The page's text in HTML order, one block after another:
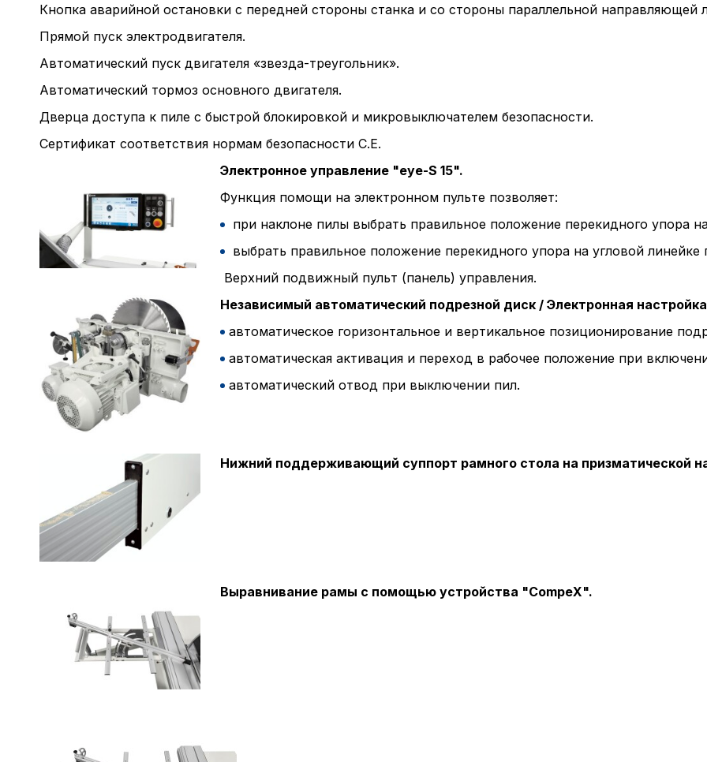
Кнопка аварийной остановки с передней стороны станка и со стороны параллельной направляющей
Прямой пуск электродвигателя.
Автоматический пуск двигателя «звезда-треугольник».
Автоматический тормоз основного двигателя.
Дверца доступа к пиле с быстрой блокировкой и микровыключателем безопасности.
Сертификат соответствия нормам безопасности C.E.
Электронное управление "eye-S 15".
Функция помощи на электронном пульте позволяет:
при наклоне пилы выбрать правильное положение перекидного упора
выбрать правильное положение перекидного упора на угловой линейке
​Верхний подвижный пульт (панель) управления.
Независимый автоматический подрезной диск / Электронная
автоматическое горизонтальное и вертикальное позиционирование
автоматическая активация и переход в рабочее положение при
автоматический отвод при выключении пил.
Нижний поддерживающий суппорт рамного стола на призматической
Выравнивание рамы с помощью устройства "CompeX".